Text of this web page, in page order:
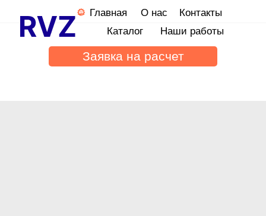
Главная
О нас
Наши работы
Каталог
Контакты
Заявка на расчет